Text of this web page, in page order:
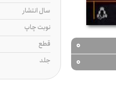
0
0
سال انتشار
نوبت چاپ
قطع
جلد